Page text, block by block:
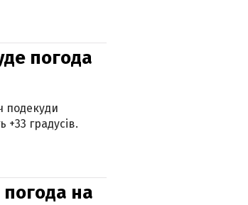
погода
подекуди
градусів.
на